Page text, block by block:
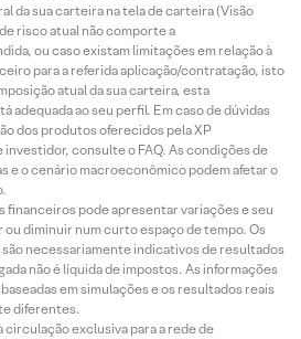
da sua carteira na tela de carteira (Visão
risco atual não comporte a
ou caso existam limitações em relação à
para a referida aplicação/contratação, isto
atual da sua carteira, esta
adequada ao seu perfil. Em caso de dúvidas
dos produtos oferecidos pela XP
consulte o FAQ. As condições de
e o cenário macroeconômico podem afetar o
financeiros pode apresentar variações e seu
diminuir num curto espaço de tempo. Os
necessariamente indicativos de resultados
não é líquida de impostos. As informações
em simulações e os resultados reais
diferentes.
exclusiva para a rede de